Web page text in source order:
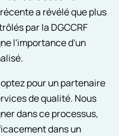
a révélé que plus
par la DGCCRF
l'importance d'un
pour un partenaire
de qualité. Nous
dans ce processus,
dans un